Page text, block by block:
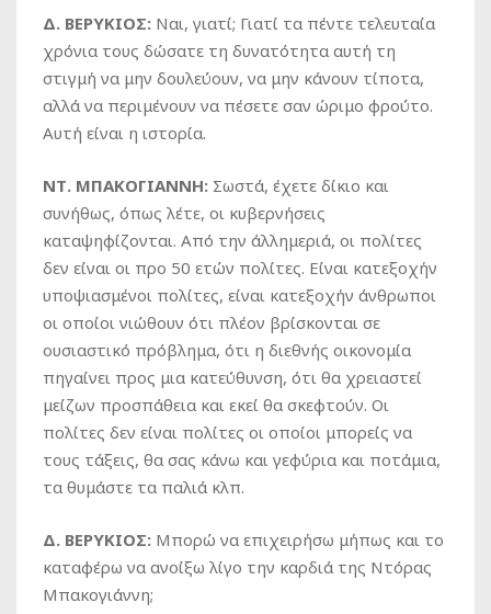
Δ. ΒΕΡΥΚΙΟΣ: Ναι, γιατί; Γιατί τα πέντε τελευταία
χρόνια τους δώσατε τη δυνατότητα αυτή τη
στιγμή να μην δουλεύουν, να μην κάνουν τίποτα,
αλλά να περιμένουν να πέσετε σαν ώριμο φρούτο.
Αυτή είναι η ιστορία.
ΝΤ. ΜΠΑΚΟΓΙΑΝΝΗ: Σωστά, έχετε δίκιο και
συνήθως, όπως λέτε, οι κυβερνήσεις
καταψηφίζονται. Από την άλλημεριά, οι πολίτες
δεν είναι οι προ 50 ετών πολίτες. Είναι κατεξοχήν
υποψιασμένοι πολίτες, είναι κατεξοχήν άνθρωποι
οι οποίοι νιώθουν ότι πλέον βρίσκονται σε
ουσιαστικό πρόβλημα, ότι η διεθνής οικονομία
πηγαίνει προς μια κατεύθυνση, ότι θα χρειαστεί
μείζων προσπάθεια και εκεί θα σκεφτούν. Οι
πολίτες δεν είναι πολίτες οι οποίοι μπορείς να
τους τάξεις, θα σας κάνω και γεφύρια και ποτάμια,
τα θυμάστε τα παλιά κλπ.
Δ. ΒΕΡΥΚΙΟΣ: Μπορώ να επιχειρήσω μήπως και το
καταφέρω να ανοίξω λίγο την καρδιά της Ντόρας
Μπακογιάννη;